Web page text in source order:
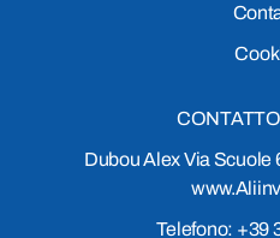
Dubou Alex Via Scuole
Telefono: +39